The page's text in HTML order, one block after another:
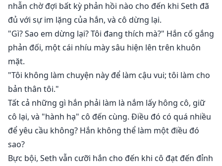
nhẫn chờ đợi bất kỳ phản hồi nào cho đến khi Seth đã
đủ với sự im lặng của hắn, và cô dừng lại.
"Gì? Sao em dừng lại? Tôi đang thích mà?" Hắn cố gắng
phản đối, một cái nhíu mày sâu hiện lên trên khuôn
mặt.
"Tôi không làm chuyện này để làm cậu vui; tôi làm cho
bản thân tôi."
Tất cả những gì hắn phải làm là nắm lấy hông cô, giữ
cô lại, và "hành hạ" cô đến cùng. Điều đó có quá nhiều
để yêu cầu không? Hắn không thể làm một điều đó
sao?
Bực bội, Seth vẫn cưỡi hắn cho đến khi cô đạt đến đỉnh